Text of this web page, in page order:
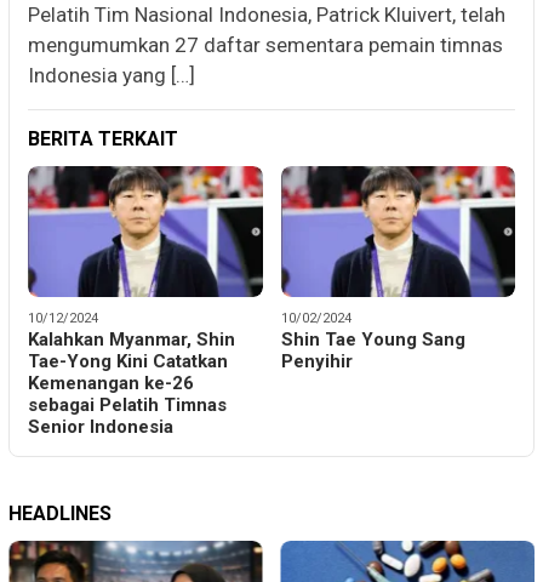
Pelatih Tim Nasional Indonesia, Patrick Kluivert, telah
mengumumkan 27 daftar sementara pemain timnas
Indonesia yang […]
BERITA TERKAIT
10/12/2024
Kalahkan Myanmar, Shin
Tae-Yong Kini Catatkan
Kemenangan ke-26
sebagai Pelatih Timnas
Senior Indonesia
10/02/2024
Shin Tae Young Sang
Penyihir
HEADLINES